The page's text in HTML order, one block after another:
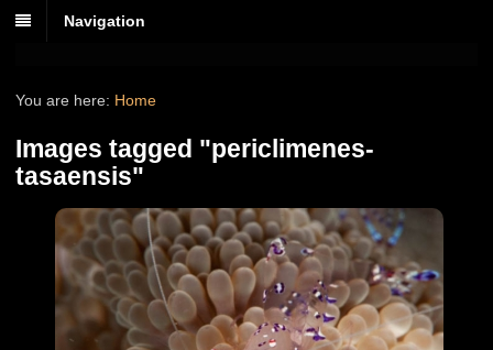
Navigation
You are here: Home
Images tagged "periclimenes-
tasaensis"